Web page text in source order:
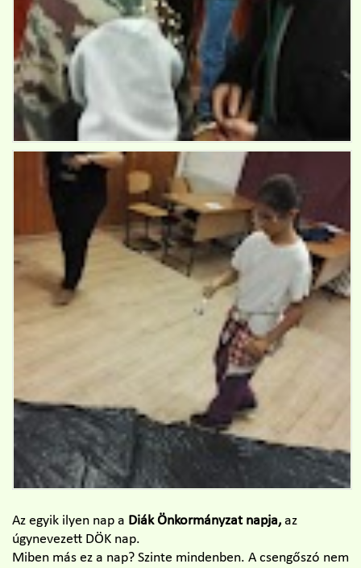
Az egyik ilyen nap a Diák Önkormányzat napja, az
úgynevezett DÖK nap.
Miben más ez a nap? Szinte mindenben. A csengőszó nem